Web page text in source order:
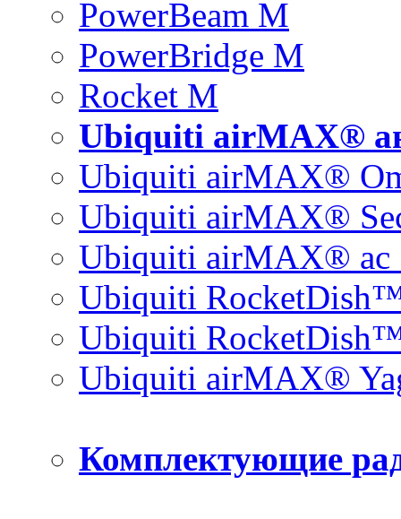
PowerBeam M
PowerBridge M
Rocket M
Ubiquiti airMAX®
Ubiquiti airMAX®
Ubiquiti airMAX®
Ubiquiti airMAX® ac
Ubiquiti
Ubiquiti
Ubiquiti airMAX®
Комплектующие